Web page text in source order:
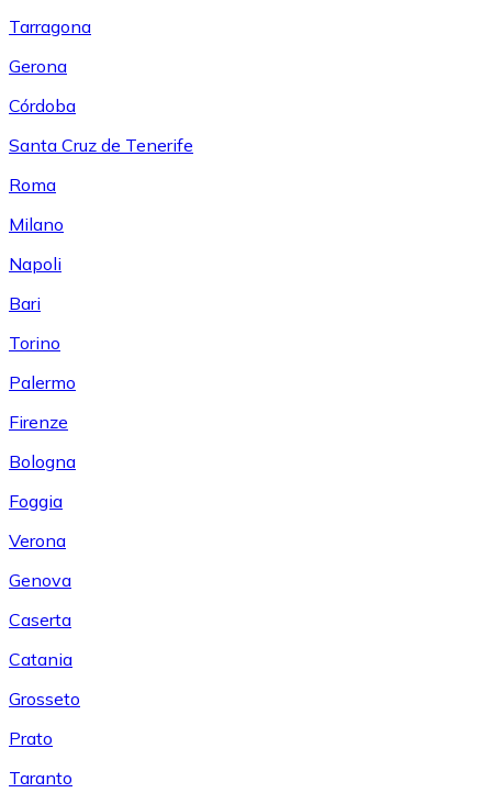
Tarragona
Gerona
Córdoba
Santa Cruz de Tenerife
Roma
Milano
Napoli
Bari
Torino
Palermo
Firenze
Bologna
Foggia
Verona
Genova
Caserta
Catania
Grosseto
Prato
Taranto